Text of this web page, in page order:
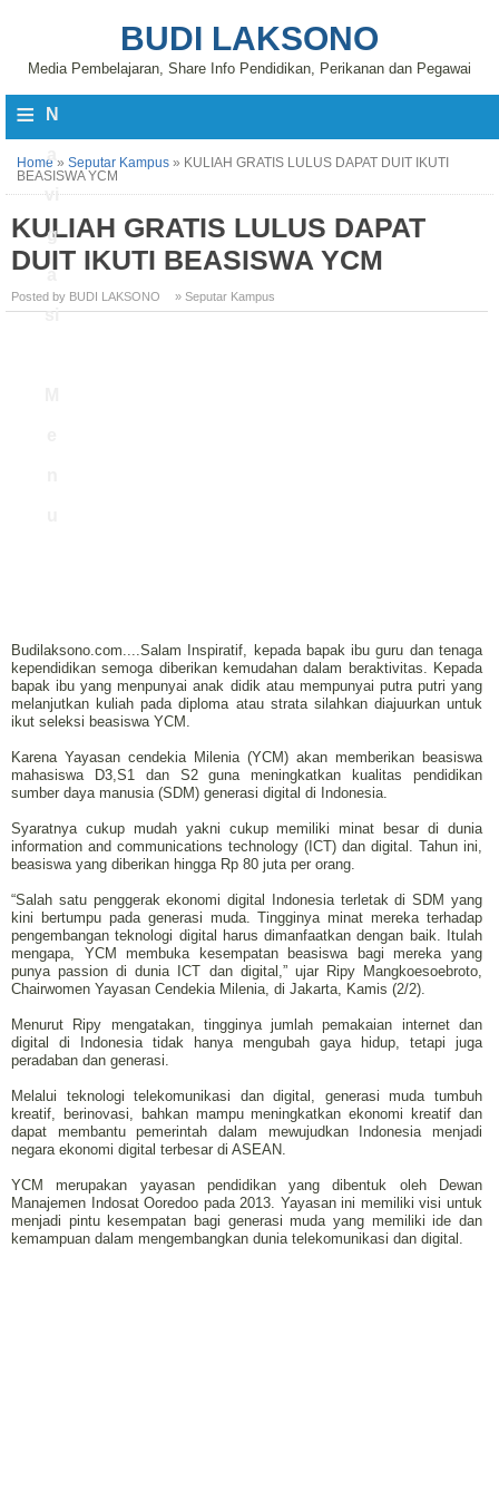
BUDI LAKSONO
Media Pembelajaran, Share Info Pendidikan, Perikanan dan Pegawai
≡ N
vi
g
a
si
Home » Seputar Kampus » KULIAH GRATIS LULUS DAPAT DUIT IKUTI
BEASISWA YCM
KULIAH GRATIS LULUS DAPAT
DUIT IKUTI BEASISWA YCM
Posted by BUDI LAKSONO » Seputar Kampus
Budilaksono.com....Salam Inspiratif, kepada bapak ibu guru dan tenaga
kependidikan semoga diberikan kemudahan dalam beraktivitas. Kepada
bapak ibu yang menpunyai anak didik atau mempunyai putra putri yang
melanjutkan kuliah pada diploma atau strata silahkan diajuurkan untuk
ikut seleksi beasiswa YCM.
Karena Yayasan cendekia Milenia (YCM) akan memberikan beasiswa
mahasiswa D3,S1 dan S2 guna meningkatkan kualitas pendidikan
sumber daya manusia (SDM) generasi digital di Indonesia.
Syaratnya cukup mudah yakni cukup memiliki minat besar di dunia
information and communications technology (ICT) dan digital. Tahun ini,
beasiswa yang diberikan hingga Rp 80 juta per orang.
“Salah satu penggerak ekonomi digital Indonesia terletak di SDM yang
kini bertumpu pada generasi muda. Tingginya minat mereka terhadap
pengembangan teknologi digital harus dimanfaatkan dengan baik. Itulah
mengapa, YCM membuka kesempatan beasiswa bagi mereka yang
punya passion di dunia ICT dan digital,” ujar Ripy Mangkoesoebroto,
Chairwomen Yayasan Cendekia Milenia, di Jakarta, Kamis (2/2).
Menurut Ripy mengatakan, tingginya jumlah pemakaian internet dan
digital di Indonesia tidak hanya mengubah gaya hidup, tetapi juga
peradaban dan generasi.
Melalui teknologi telekomunikasi dan digital, generasi muda tumbuh
kreatif, berinovasi, bahkan mampu meningkatkan ekonomi kreatif dan
dapat membantu pemerintah dalam mewujudkan Indonesia menjadi
negara ekonomi digital terbesar di ASEAN.
YCM merupakan yayasan pendidikan yang dibentuk oleh Dewan
Manajemen Indosat Ooredoo pada 2013. Yayasan ini memiliki visi untuk
menjadi pintu kesempatan bagi generasi muda yang memiliki ide dan
kemampuan dalam mengembangkan dunia telekomunikasi dan digital.